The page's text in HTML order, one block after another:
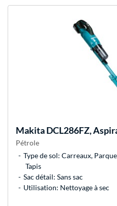
MakitaDCL286FZ,
Pétrole
Type de sol: Carreaux,
Tapis
Sac détail: Sans sac
Utilisation: Nettoyage à sec